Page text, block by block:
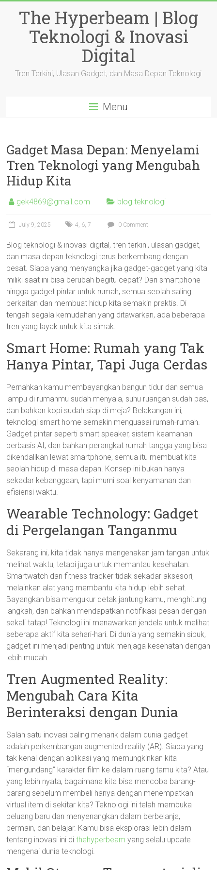
contentThe Hyperbeam | Blog
Teknologi & Inovasi
Digital
Tren Terkini, Ulasan Gadget, dan Masa Depan Teknologi
Menu
Gadget Masa Depan: Menyelami
Tren Teknologi yang Mengubah
Hidup Kita
gek4869@gmail.com blog teknologi
July 9, 2025 4, 6,7 0 Comment
Blog teknologi & inovasi digital, tren terkini, ulasan gadget,
dan masa depan teknologi terus berkembang dengan
pesat. Siapa yang menyangka jika gadget-gadget yang kita
miliki saat ini bisa berubah begitu cepat? Dari smartphone
hingga gadget pintar untuk rumah, semua seolah saling
berkaitan dan membuat hidup kita semakin praktis. Di
tengah segala kemudahan yang ditawarkan, ada beberapa
tren yang layak untuk kita simak.
Smart Home: Rumah yang Tak
Hanya Pintar, Tapi Juga Cerdas
Pernahkah kamu membayangkan bangun tidur dan semua
lampu di rumahmu sudah menyala, suhu ruangan sudah pas,
dan bahkan kopi sudah siap di meja? Belakangan ini,
teknologi smart home semakin menguasai rumah-rumah.
Gadget pintar seperti smart speaker, sistem keamanan
berbasis AI, dan bahkan perangkat rumah tangga yang bisa
dikendalikan lewat smartphone, semua itu membuat kita
seolah hidup di masa depan. Konsep ini bukan hanya
sekadar kebanggaan, tapi murni soal kenyamanan dan
efisiensi waktu.
Wearable Technology: Gadget
di Pergelangan Tanganmu
Sekarang ini, kita tidak hanya mengenakan jam tangan untuk
melihat waktu, tetapi juga untuk memantau kesehatan.
Smartwatch dan fitness tracker tidak sekadar aksesori,
melainkan alat yang membantu kita hidup lebih sehat.
Bayangkan bisa mengukur detak jantung kamu, menghitung
langkah, dan bahkan mendapatkan notifikasi pesan dengan
sekali tatap! Teknologi ini menawarkan jendela untuk melihat
seberapa aktif kita sehari-hari. Di dunia yang semakin sibuk,
gadget ini menjadi penting untuk menjaga kesehatan dengan
lebih mudah.
Tren Augmented Reality:
Mengubah Cara Kita
Berinteraksi dengan Dunia
Salah satu inovasi paling menarik dalam dunia gadget
adalah perkembangan augmented reality (AR). Siapa yang
tak kenal dengan aplikasi yang memungkinkan kita
“mengundang” karakter film ke dalam ruang tamu kita? Atau
yang lebih nyata, bagaimana kita bisa mencoba barang-
barang sebelum membeli hanya dengan menempatkan
virtual item di sekitar kita? Teknologi ini telah membuka
peluang baru dan menyenangkan dalam berbelanja,
bermain, dan belajar. Kamu bisa eksplorasi lebih dalam
tentang inovasi ini dithehyperbeam yang selalu update
mengenai dunia teknologi.